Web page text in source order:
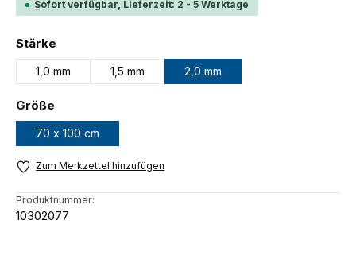
Sofort verfügbar, Lieferzeit: 2 - 5 Werktage
Stärke
1,0 mm 1,5 mm 2,0 mm
Größe
70 x 100 cm
Zum Merkzettel hinzufügen
Produktnummer:
10302077